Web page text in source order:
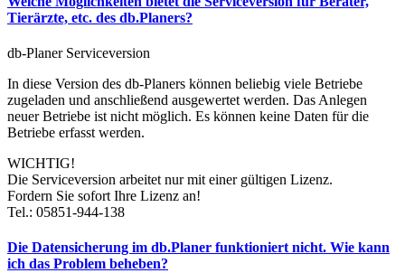
Tierärzte, etc. des db.Planers?
db-Planer Serviceversion
In diese Version des db-Planers können beliebig viele Betriebe
zugeladen und anschließend ausgewertet werden. Das Anlegen
neuer Betriebe ist nicht möglich. Es können keine Daten für die
Betriebe erfasst werden.
WICHTIG!
Die Serviceversion arbeitet nur mit einer gültigen Lizenz.
Fordern Sie sofort Ihre Lizenz an!
Tel.: 05851-944-138
Die Datensicherung im db.Planer funktioniert nicht. Wie kann
ich das Problem beheben?